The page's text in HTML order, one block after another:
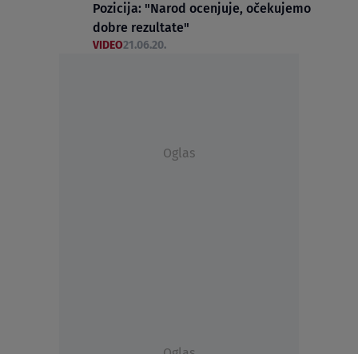
Pozicija: "Narod ocenjuje, očekujemo
dobre rezultate"
VIDEO21.06.20.
Oglas